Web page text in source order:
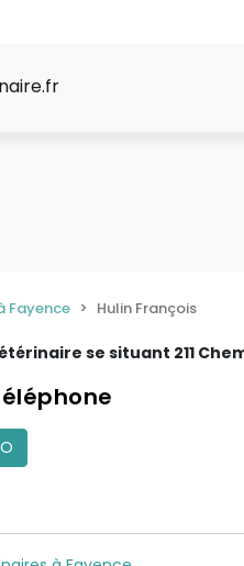
Fayence Hulin François
se situant 211